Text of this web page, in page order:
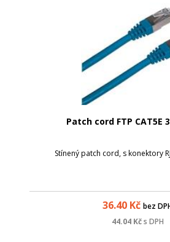
Patch cord FTP CAT5E
Stínený patch cord, s konektory
36.40 Kč bez
44.04Kč s DPH